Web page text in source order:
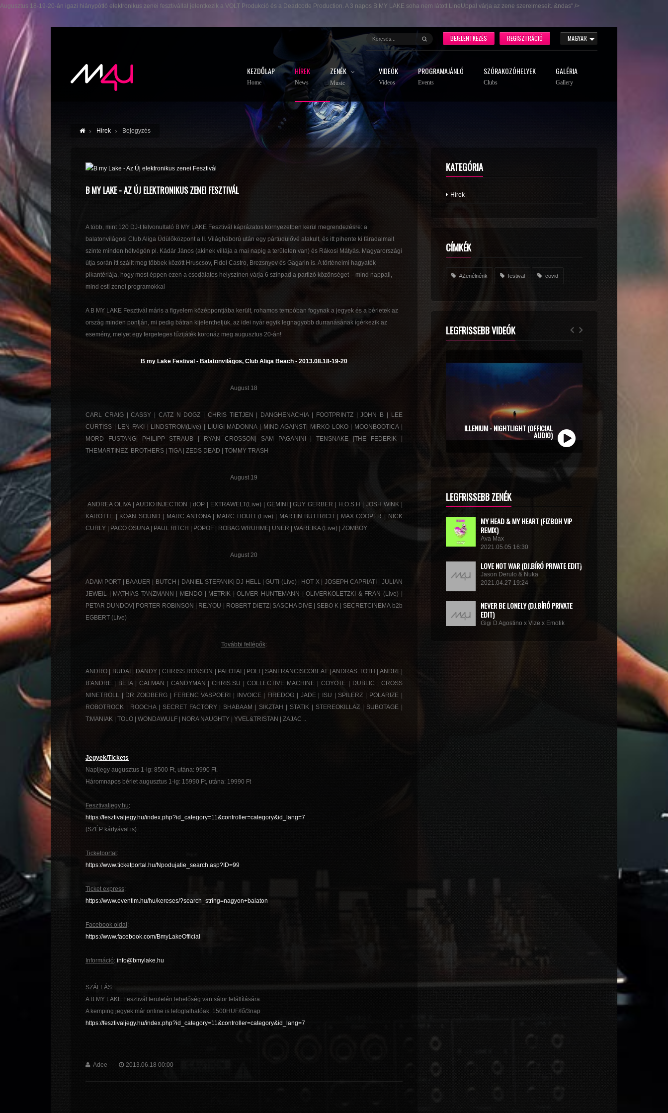
Augusztus 18-19-20-án igazi hiánypótló elektronikus zenei fesztivállal jelentkezik a VOLT Produkció és a Deadcode Production. A 3 napos B MY LAKE soha nem látott LineUppal várja az zene szerelmeseit. &ndas" />
MAGYAR
REGISZTRÁCIÓ
BEJELENTKEZÉS
KEZDŐLAP
Home
HÍREK
News
ZENÉK
Music
VIDEÓK
Videos
PROGRAMAJÁNLÓ
Events
SZÓRAKOZÓHELYEK
Clubs
GALÉRIA
Gallery
Hírek Bejegyzés
B MY LAKE - AZ ÚJ ELEKTRONIKUS ZENEI FESZTIVÁL
A több, mint 120 DJ-t felvonultató B MY LAKE Fesztivál káprázatos környezetben kerül megrendezésre: a
balatonvilágosi Club Aliga Üdülőközpont a II. Világháború után egy pártüdülővé alakult, és itt pihente ki fáradalmait
szinte minden hétvégén pl. Kádár János (akinek villája a mai napig a területen van) és Rákosi Mátyás. Magyarországi
útja során itt szállt meg többek között Hruscsov, Fidel Castro, Brezsnyev és Gagarin is. A történelmi hagyaték
pikantériája, hogy most éppen ezen a csodálatos helyszínen várja 6 színpad a partizó közönséget – mind nappali,
mind esti zenei programokkal
A B MY LAKE Fesztivál máris a figyelem középpontjába került, rohamos tempóban fogynak a jegyek és a bérletek az
ország minden pontján, mi pedig bátran kijelenthetjük, az idei nyár egyik legnagyobb durranásának ígérkezik az
esemény, melyet egy fergeteges tűzijáték koronáz meg augusztus 20-án!
B my Lake Festival - Balatonvilágos, Club Aliga Beach - 2013.08.18-19-20
August 18
CARL CRAIG | CASSY | CATZ N DOGZ | CHRIS TIETJEN | DANGHENACHIA | FOOTPRINTZ | JOHN B | LEE
CURTISS | LEN FAKI | LINDSTROM(Live) | LIUIGI MADONNA | MIND AGAINST| MIRKO LOKO | MOONBOOTICA |
MORD FUSTANG| PHILIPP STRAUB | RYAN CROSSON| SAM PAGANINI | TENSNAKE |THE FEDERIK |
THEMARTINEZ BROTHERS | TIGA | ZEDS DEAD | TOMMY TRASH
August 19
ANDREA OLIVA | AUDIO INJECTION | dOP | EXTRAWELT(Live) | GEMINI | GUY GERBER | H.O.S.H | JOSH WINK |
KAROTTE | KOAN SOUND | MARC ANTONA | MARC HOULE(Live) | MARTIN BUTTRICH | MAX COOPER | NICK
CURLY | PACO OSUNA | PAUL RITCH | POPOF | ROBAG WRUHME| UNER | WAREIKA (Live) | ZOMBOY
August 20
ADAM PORT | BAAUER | BUTCH | DANIEL STEFANIK| DJ HELL | GUTI (Live) | HOT X | JOSEPH CAPRIATI | JULIAN
JEWEIL | MATHIAS TANZMANN | MENDO | METRIK | OLIVER HUNTEMANN | OLIVERKOLETZKI & FRAN (Live) |
PETAR DUNDOV| PORTER ROBINSON | RE.YOU | ROBERT DIETZ| SASCHA DIVE | SEBO K | SECRETCINEMA b2b
EGBERT (Live)
További fellépők:
ANDRO | BUDAI | DANDY | CHRISS RONSON | PALOTAI | POLI | SANFRANCISCOBEAT | ANDRAS TOTH | ANDRE|
B'ANDRE | BETA | CALMAN | CANDYMAN | CHRIS.SU | COLLECTIVE MACHINE | COYOTE | DUBLIC | CROSS
NINETROLL | DR ZOIDBERG | FERENC VASPOERI | INVOICE | FIREDOG | JADE | ISU | SPILERZ | POLARIZE |
ROBOTROCK | ROOCHA | SECRET FACTORY | SHABAAM | SIKZTAH | STATIK | STEREOKILLAZ | SUBOTAGE |
T:MANIAK | TOLO | WONDAWULF | NORA NAUGHTY | YVEL&TRISTAN | ZAJAC ..
Jegyek/Tickets
Napijegy augusztus 1-ig: 8500 Ft, utána: 9990 Ft.
Háromnapos bérlet augusztus 1-ig: 15990 Ft, utána: 19990 Ft
Fesztivaljegy.hu:
https://fesztivaljegy.hu/index.php?id_category=11&controller=category&id_lang=7
(SZÉP kártyával is)
Ticketportal :
https://www.ticketportal.hu/Npodujatie_search.asp?ID=99
Ticket express:
https://www.eventim.hu/hu/kereses/?search_string=nagyon+balaton
Facebook oldal :
https://www.facebook.com/BmyLakeOfficial
Információ: info@bmylake.hu
SZÁLLÁS:
A B MY LAKE Fesztivál területén lehetőség van sátor felállítására.
A kemping jegyek már online is lefoglalhatóak: 1500HUF/fő/3nap
https://fesztivaljegy.hu/index.php?id_category=11&controller=category&id_lang=7
Adee 2013.06.18 00:00
KATEGÓRIA
Hírek
CÍMKÉK
#Zenélnénk festival covid
LEGFRISSEBB VIDEÓK
ZOLI VEKONY X CALIDORA - MINDIG NYÁR
(OFFICIAL MUSIC VIDEO)
LEGFRISSEBB ZENÉK
MY HEAD & MY HEART (FIZBOH VIP
REMIX)
Ava Max
2021.05.05 16:30
LOVE NOT WAR (DJ.BÍRÓ PRIVATE EDIT)
Jason Derulo & Nuka
2021.04.27 19:24
NEVER BE LONELY (DJ.BÍRÓ PRIVATE
EDIT)
Gigi D Agostino x Vize x Emotik
GET IN TROUBLE (SO WHAT) (DJ.BÍRÓ
Willcox